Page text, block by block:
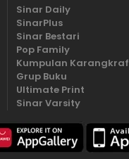
Sinar Daily
SinarPlus
Sinar Bestari
Pop Family
Kumpulan Karangkraf
Grup Buku
Ultimate Print
Sinar Varsity